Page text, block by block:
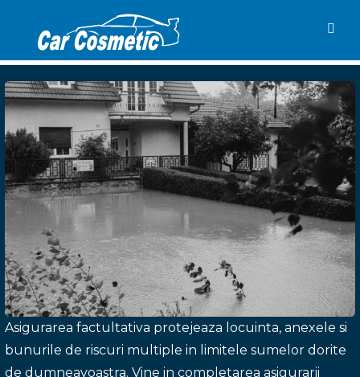
Asigurarea factultativa protejeaza locuinta, anexele si
bunurile de riscuri multiple in limitele sumelor dorite
de dumneavoastra. Vine in completarea asigurarii